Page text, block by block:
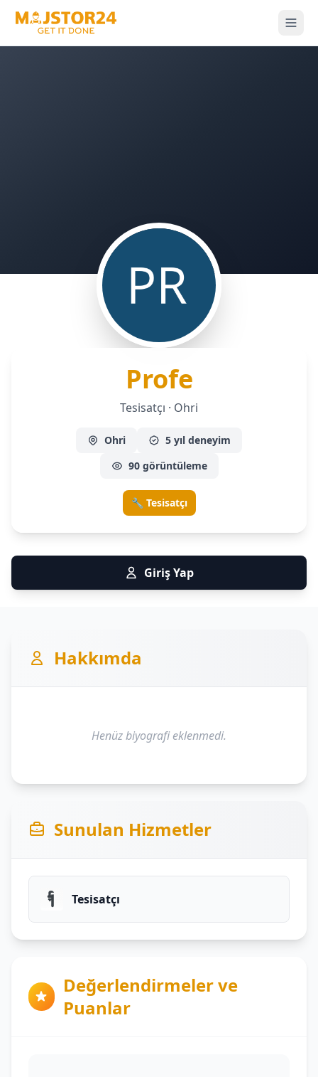
Profe—
Tesisatçı · Ohri
Ohri
5 yıl deneyim
90 görüntüleme
🔧 Tesisatçı
Giriş Yap
Hakkımda
Henüz biyografi eklenmedi.
Sunulan Hizmetler
Tesisatçı
Değerlendirmeler ve
Puanlar